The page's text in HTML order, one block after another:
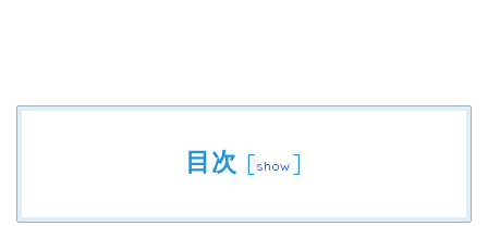
目次 [show ]